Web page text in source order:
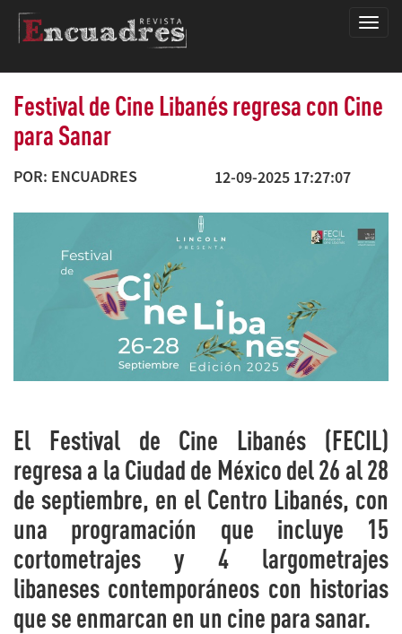
Festival de Cine Libanés regresa con Cine
para Sanar
POR: ENCUADRES 12-09-2025 17:27:07
El Festival de Cine Libanés (FECIL)
regresa a la Ciudad de México del 26 al 28
de septiembre, en el Centro Libanés, con
una programación que incluye 15
cortometrajes y 4 largometrajes
libaneses contemporáneos con historias
que se enmarcan en un cine para sanar.